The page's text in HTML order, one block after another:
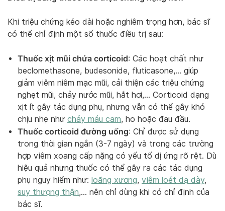
Khi triệu chứng kéo dài hoặc nghiêm trọng hơn, bác sĩ
có thể chỉ định một số thuốc điều trị sau:
Thuốc xịt mũi chứa corticoid: Các hoạt chất như
beclomethasone, budesonide, fluticasone,… giúp
giảm viêm niêm mạc mũi, cải thiện các triệu chứng
nghẹt mũi, chảy nước mũi, hắt hơi,… Corticoid dạng
xịt ít gây tác dụng phụ, nhưng vẫn có thể gây khó
chịu nhẹ như chảy máu cam, ho hoặc đau đầu.
Thuốc corticoid đường uống: Chỉ được sử dụng
trong thời gian ngắn (3-7 ngày) và trong các trường
hợp viêm xoang cấp nặng có yếu tố dị ứng rõ rệt. Dù
hiệu quả nhưng thuốc có thể gây ra các tác dụng
phụ nguy hiểm như: loãng xương, viêm loét dạ dày,
suy thượng thận,… nên chỉ dùng khi có chỉ định của
bác sĩ.